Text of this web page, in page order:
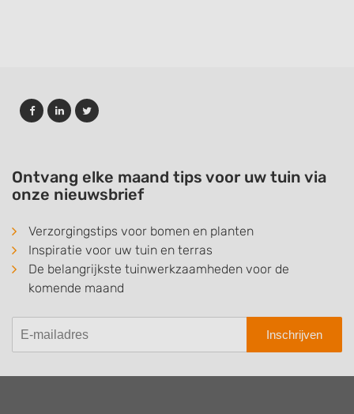
Ontvang elke maand tips voor uw tuin via
onze nieuwsbrief
Verzorgingstips voor bomen en planten
Inspiratie voor uw tuin en terras
De belangrijkste tuinwerkzaamheden voor de
komende maand
Inschrijven